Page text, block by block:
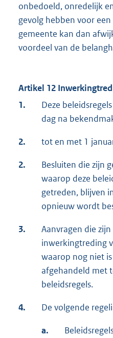
onbedoeld, onredelijk
gevolg hebben voor
gemeente kan dan
voordeel van de
Artikel 12
1.
Deze
dag na
2. tot en met 1
2.
Besluiten die zijn
waarop deze
getreden, blijven
opnieuw wordt
3.
Aanvragen die
inwerkingtreding
waarop nog niet
afgehandeld met
beleidsregels.
4. De volgende
a.